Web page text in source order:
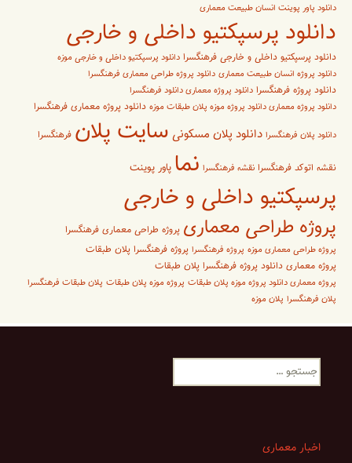
دانلود پاور پوینت انسان طبیعت معماری
دانلود پرسپکتیو داخلی و خارجی
دانلود پرسپکتیو داخلی و خارجی فرهنگسرا دانلود پرسپکتیو داخلی و خارجی موزه
دانلود پروژه انسان طبیعت معماری دانلود پروژه طراحی معماری فرهنگسرا
دانلود پروژه فرهنگسرا دانلود پروژه معماری دانلود فرهنگسرا
دانلود پروژه معماری دانلود پروژه موزه پلان طبقات موزه دانلود پروژه معماری فرهنگسرا
دانلود پلان فرهنگسرا دانلود پلان مسکونی سایت پلان فرهنگسرا
نقشه اتوکد فرهنگسرا نقشه فرهنگسرا نما پاور پوینت
پرسپکتیو داخلی و خارجی
پروژه طراحی معماری پروژه طراحی معماری فرهنگسرا
پروژه طراحی معماری موزه پروژه فرهنگسرا پروژه فرهنگسرا پلان طبقات
پروژه معماری دانلود پروژه فرهنگسرا پلان طبقات
پروژه معماری دانلود پروژه موزه پلان طبقات پروژه موزه پلان طبقات پلان طبقات فرهنگسرا
پلان فرهنگسرا پلان موزه
جستجو
برای:
اخبار معماری